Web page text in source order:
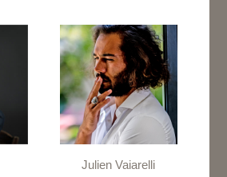
Julien Vaiarelli